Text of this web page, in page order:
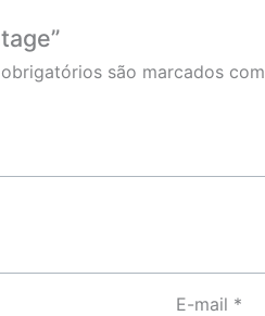
são marcados com
E-mail *